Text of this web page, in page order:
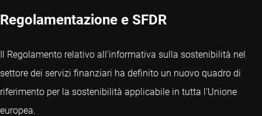
Regolamentazione e SFDR
Il Regolamento relativo all’informativa sulla sostenibilità nel
settore dei servizi finanziari ha definito un nuovo quadro di
riferimento per la sostenibilità applicabile in tutta l’Unione
europea.